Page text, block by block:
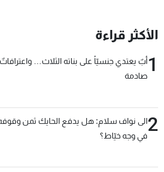
الأكثر قراءة
1أبٌ يعتدي جنسيّاً على بناته الثلاث… واعترافاتٌ
صادمة
2الى نواف سلام: هل يدفع الحايك ثمن
في وجه خيّاط؟